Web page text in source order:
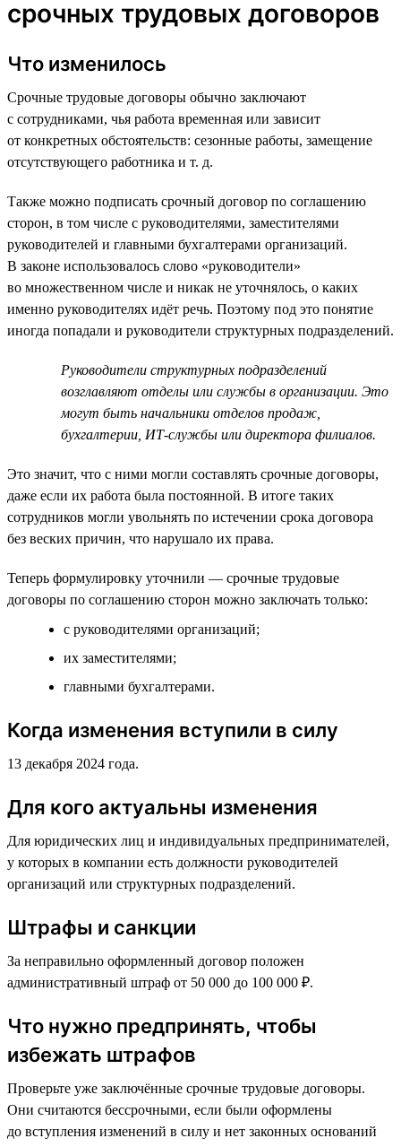
срочных трудовых договоров
Что изменилось
Срочные трудовые договоры обычно заключают
с сотрудниками, чья работа временная или зависит
от конкретных обстоятельств: сезонные работы, замещение
отсутствующего работника и т. д.
Также можно подписать срочный договор по соглашению
сторон, в том числе с руководителями, заместителями
руководителей и главными бухгалтерами организаций.
В законе использовалось слово «руководители»
во множественном числе и никак не уточнялось, о каких
именно руководителях идёт речь. Поэтому под это понятие
иногда попадали и руководители структурных подразделений.
Руководители структурных подразделений
возглавляют отделы или службы в организации. Это
могут быть начальники отделов продаж,
бухгалтерии, ИТ-службы или директора филиалов.
Это значит, что с ними могли составлять срочные договоры,
даже если их работа была постоянной. В итоге таких
сотрудников могли увольнять по истечении срока договора
без веских причин, что нарушало их права.
Теперь формулировку уточнили — срочные трудовые
договоры по соглашению сторон можно заключать только:
с руководителями организаций;
их заместителями;
главными бухгалтерами.
Когда изменения вступили в силу
13 декабря 2024 года.
Для кого актуальны изменения
Для юридических лиц и индивидуальных предпринимателей,
у которых в компании есть должности руководителей
организаций или структурных подразделений.
Штрафы и санкции
За неправильно оформленный договор положен
административный штраф от 50 000 до 100 000 ₽.
Что нужно предпринять, чтобы
избежать штрафов
Проверьте уже заключённые срочные трудовые договоры.
Они считаются бессрочными, если были оформлены
до вступления изменений в силу и нет законных оснований